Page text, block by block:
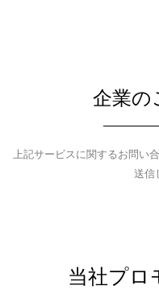
企業の
上記サービスに関するお問い
送信
当社プロ